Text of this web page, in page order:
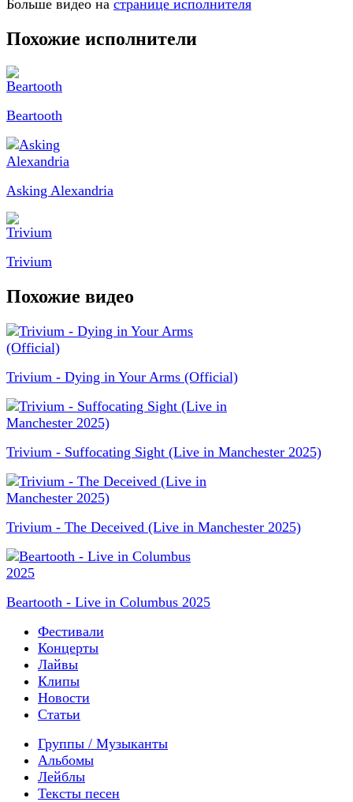
Больше видео на странице исполнителя
Похожие исполнители
Beartooth
Asking Alexandria
Trivium
Похожие видео
Trivium - Dying in Your Arms (Official)
Trivium - Suffocating Sight (Live in Manchester 2025)
Trivium - The Deceived (Live in Manchester 2025)
Beartooth - Live in Columbus 2025
Фестивали
Концерты
Лайвы
Клипы
Новости
Статьи
Группы / Музыканты
Альбомы
Лейблы
Тексты песен